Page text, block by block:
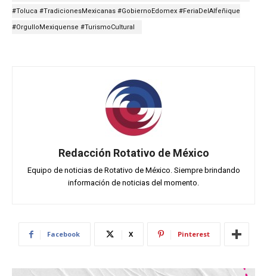
#Toluca #TradicionesMexicanas #GobiernoEdomex #FeriaDelAlfeñique
#OrgulloMexiquense #TurismoCultural
Redacción Rotativo de México
Equipo de noticias de Rotativo de México. Siempre brindando
información de noticias del momento.
Facebook X Pinterest